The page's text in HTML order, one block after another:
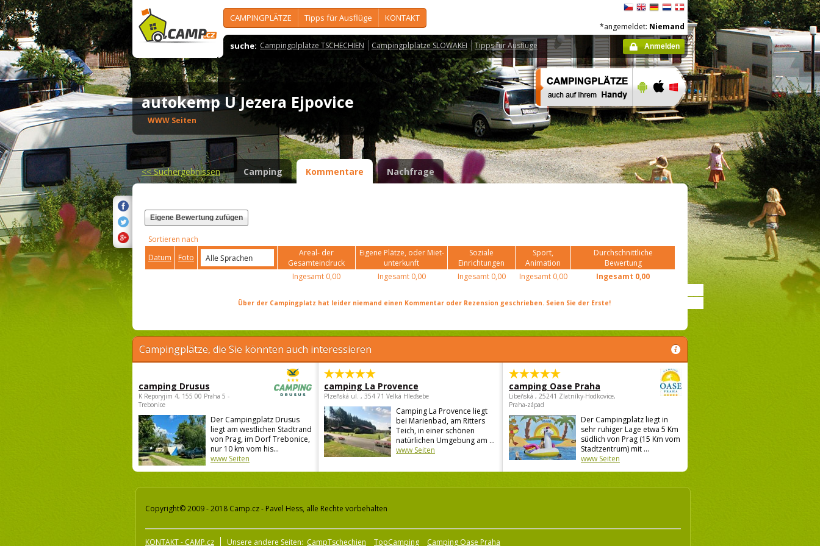
CAMPINGPLÄTZE Tipps für Ausflüge KONTAKT
suche: Campingplplätze TSCHECHIEN Campingplplätze SLOWAKEI Tipps für Ausflüge
*angemeldet: Niemand
Anmelden
autokemp U Jezera Ejpovice
WWW Seiten
<<Suchergebnissen Camping Kommentare Nachfrage
Eigene Bewertung zufügen
Sortieren nach
Datum
Foto
Areal- der
Gesamteindruck
Eigene Plätze, oder Miet-
unterkunft
Soziale
Einrichtungen
Sport,
Animation
Durchschnittliche
Bewertung
Ingesamt 0,00 Ingesamt0,00 Ingesamt0,00 Ingesamt0,00 Ingesamt 0,00
Über der Campingplatz hat leider niemand einen Kommentar oder Rezension geschrieben. Seien Sie der Erste!
Campingplätze, die Sie könnten auch interessieren
camping Drusus
K Reporyjim 4, 155 00 Praha 5 -
Trebonice
Der Campingplatz Drusus
liegt am westlichen Stadtrand
von Prag, im Dorf Trebonice,
nur 10 km vom his...
www Seiten
camping La Provence
Plzeňská ul. , 354 71 Velká Hleďsebe
Camping La Provence liegt
bei Marienbad, am Ritters
Teich, in einer schönen
natürlichen Umgebung am ...
www Seiten
camping Oase Praha
Libeňská , 25241 Zlatníky-Hodkovice,
Praha-západ
Der Campingplatz liegt in
sehr ruhiger Lage etwa 5 Km
südlich von Prag (15 Km vom
Stadtzentrum) mit ...
www Seiten
Copyright© 2009 - 2018 Camp.cz - Pavel Hess, alle Rechte vorbehalten
KONTAKT - CAMP.cz Unsere andere Seiten: CampTschechien TopCamping Camping Oase Praha